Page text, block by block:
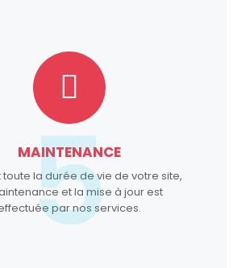
MAINTENANCE
toute la durée de vie de votre site,
et la mise à jour est
par nos services.
5